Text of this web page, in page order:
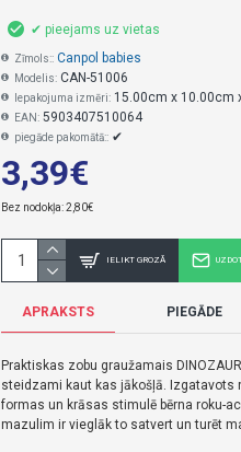
3,39€
Bez nodokļa: 2,80€
✔ pieejams uz vietas
Zīmols:: Canpol babies
Modelis: CAN-51006
Iepakojuma izmēri: 15.00cm x 10.00cm
EAN: 5903407510064
piegāde pakomātā:: ✔
IELIKT GROZĀ
APRAKSTS PIEGĀDE
Praktiskas zobu graužamais
steidzami kaut kas jākošļā.
formas un krāsas stimulē bērna roku-
mazulim ir vieglāk to satvert un turēt